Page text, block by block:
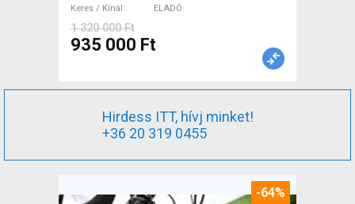
Keres / Kínál ELADÓ
1 320 000 Ft
935 000 Ft
Hirdess ITT, hívj minket!
+36 20 319 0455
-64%